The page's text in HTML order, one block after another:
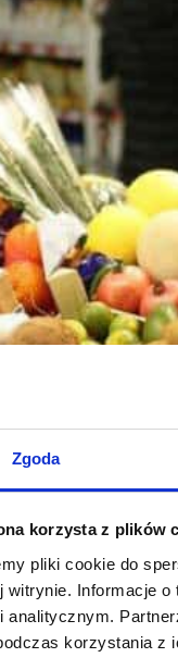
Zgoda
korzysta z plików
pliki cookie do
witrynie. Informacje
analitycznym.
korzystania z
partnera
lokalizacji.